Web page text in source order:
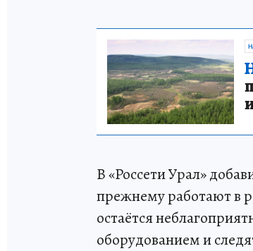
В «Россети Урал»
прежнему работают в
остаётся
оборудованием и